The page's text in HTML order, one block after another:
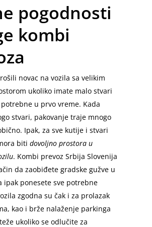
pogodnosti
kombi
novac na vozila sa velikim
ukoliko imate malo stvari
potrebne u prvo vreme. Kada
stvari, pakovanje traje mnogo
Ipak, za sve kutije i stvari
bitidovoljno prostora u
. Kombi prevoz Srbija Slovenija
da zaobiđete gradske gužve u
ipak ponesete sve potrebne
zgodna su čak i za prolazak
kao i brže nalaženje parkinga
ukoliko se odlučite za